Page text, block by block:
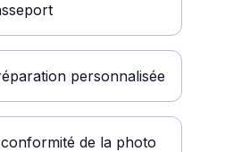
personnalisée
de la photo